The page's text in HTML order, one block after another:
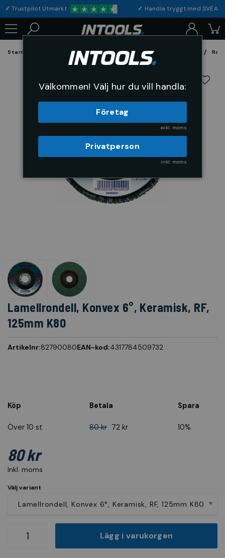
✓Trustpilot Utmärkt ✓ Handla tryggt med
Startsida Förbrukning & Maskintillbehör Fil, Slip och Borstar
Lamellrondell, Konvex 6°, Keramisk, RF,
125mm K80
Artikelnr:82790080EAN-kod:4317784509732
Köp Betala Spara
Över 10 st 80 kr 72 kr 10%
Inkl. moms
80 kr
Välj variant
Lägg i varukorgen
Välkommen! Välj hur du vill handla:
Företag
exkl. moms
Privatperson
inkl. moms